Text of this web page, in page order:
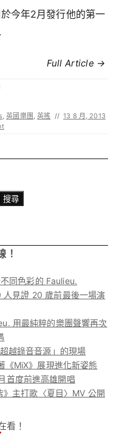
今年2月發行他的第一
Full Article →
,英國樂團 ,英搖 // 13 8 月, 2013
搜尋
！
同色彩的 Faulieu.
人見證 20 歲前最後一場演
用最純粹的樂團聲響再次
越錄音音源」的現場
《MiX》展現進化新姿態
首度前進高雄開唱
主打歌〈夏目〉MV 公開
看！